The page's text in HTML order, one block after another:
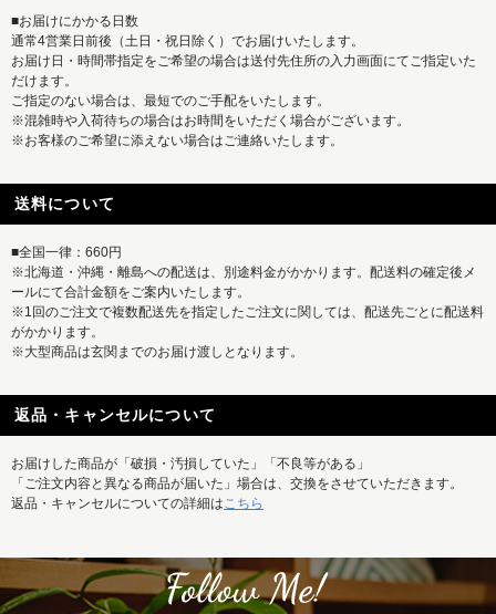
■お届けにかかる日数
通常4営業日前後（土日・祝日除く）でお届けいたします。
お届け日・時間帯指定をご希望の場合は送付先住所の入力画面にてご指定いた
だけます。
ご指定のない場合は、最短でのご手配をいたします。
※混雑時や入荷待ちの場合はお時間をいただく場合がございます。
※お客様のご希望に添えない場合はご連絡いたします。
送料について
■全国一律：660円
※北海道・沖縄・離島への配送は、別途料金がかかります。配送料の確定後メ
ールにて合計金額をご案内いたします。
※1回のご注文で複数配送先を指定したご注文に関しては、配送先ごとに配送料
がかかります。
※大型商品は玄関までのお届け渡しとなります。
返品・キャンセルについて
お届けした商品が「破損・汚損していた」「不良等がある」
「ご注文内容と異なる商品が届いた」場合は、交換をさせていただきます。
返品・キャンセルについての詳細はこちら